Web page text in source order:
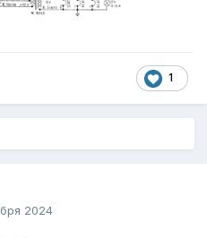
1
2024